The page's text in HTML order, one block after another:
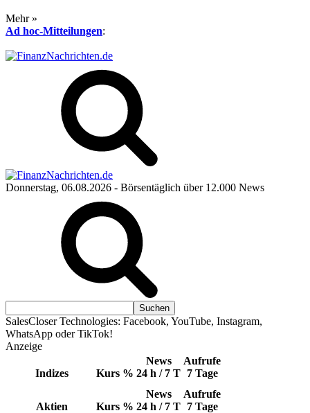
Mehr »
Ad hoc-Mitteilungen:
Donnerstag, 06.08.2026 - Börsentäglich über 12.000 News
SalesCloser Technologies: Facebook, YouTube, Instagram,
WhatsApp oder TikTok!
Anzeige
Indizes Kurs %
News
24 h / 7 T
Aufrufe
7 Tage
Aktien Kurs %
News
24 h / 7 T
Aufrufe
7 Tage